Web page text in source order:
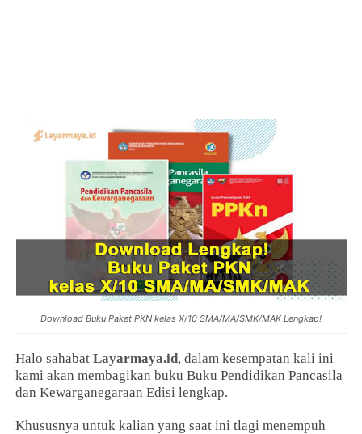
Download Buku Paket PKN kelas X/10 SMA/MA/SMK/MAK Lengkap!
Halo sahabatLayarmaya.id, dalam kesempatan kali ini
kami akan membagikan buku Buku Pendidikan Pancasila
dan Kewarganegaraan Edisi lengkap.
Khususnya untuk kalian yang saat ini tlagi menempuh